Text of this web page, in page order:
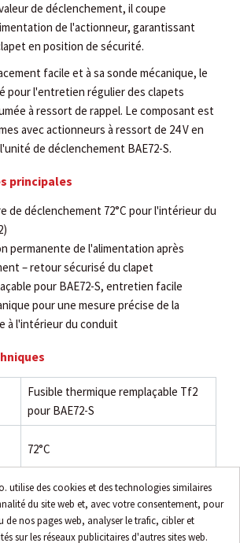
utilise des cookies et des technologies similaires
du site web et, avec votre consentement, pour
de nos pages web, analyser le trafic, cibler et
sur les réseaux publicitaires d'autres sites web.
de déclenchement, il coupe
de l'actionneur, garantissant
en position de sécurité.
facile et à sa sonde mécanique, le
pour l'entretien régulier des clapets
à ressort de rappel. Le composant est
avec actionneurs à ressort de 24 V en
de déclenchement BAE72-S.
principales
de déclenchement 72°C pour l'intérieur du
permanente de l'alimentation après
– retour sécurisé du clapet
pour BAE72-S, entretien facile
pour une mesure précise de la
à l'intérieur du conduit
Fusible thermique remplaçable Tf2
pour BAE72-S
72°C
Intérieur du conduit (Tf2)